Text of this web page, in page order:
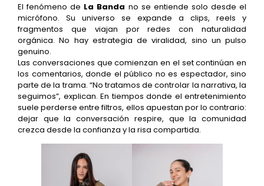
El fenómeno de La Banda no se entiende solo desde el
micrófono. Su universo se expande a clips, reels y
fragmentos que viajan por redes con naturalidad
orgánica. No hay estrategia de viralidad, sino un pulso
genuino.
Las conversaciones que comienzan en el set continúan en
los comentarios, donde el público no es espectador, sino
parte de la trama. “No tratamos de controlar la narrativa, la
seguimos”, explican. En tiempos donde el entretenimiento
suele perderse entre filtros, ellos apuestan por lo contrario:
dejar que la conversación respire, que la comunidad
crezca desde la confianza y la risa compartida.